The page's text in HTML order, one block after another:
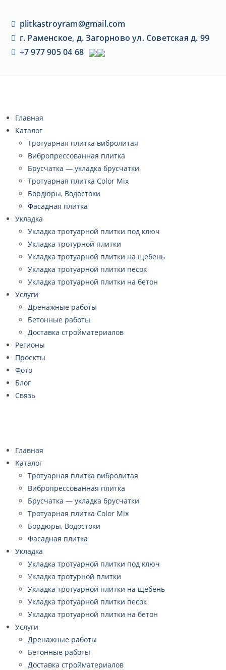
plitkastroyram@gmail.com
г. Раменское, д. Загорново ул. Советская д. 99
+7 977 905 04 68
Главная
Каталог
Тротуарная плитка вибролитая
Вибропрессованная плитка
Брусчатка — укладка брусчатки
Тротуарная плитка Color Mix
Бордюры, Водостоки
Фасадная плитка
Укладка
Укладка тротуарной плитки под ключ
Укладка тротурной плитки
Укладка тротуарной плитки на щебень
Укладка тротуарной плитки песок
Укладка тротуарной плитки на бетон
Услуги
Дренажные работы
Бетонные работы
Доставка стройматериалов
Регионы
Проекты
Фото
Блог
Связь
Главная
Каталог
Тротуарная плитка вибролитая
Вибропрессованная плитка
Брусчатка — укладка брусчатки
Тротуарная плитка Color Mix
Бордюры, Водостоки
Фасадная плитка
Укладка
Укладка тротуарной плитки под ключ
Укладка тротурной плитки
Укладка тротуарной плитки на щебень
Укладка тротуарной плитки песок
Укладка тротуарной плитки на бетон
Услуги
Дренажные работы
Бетонные работы
Доставка стройматериалов